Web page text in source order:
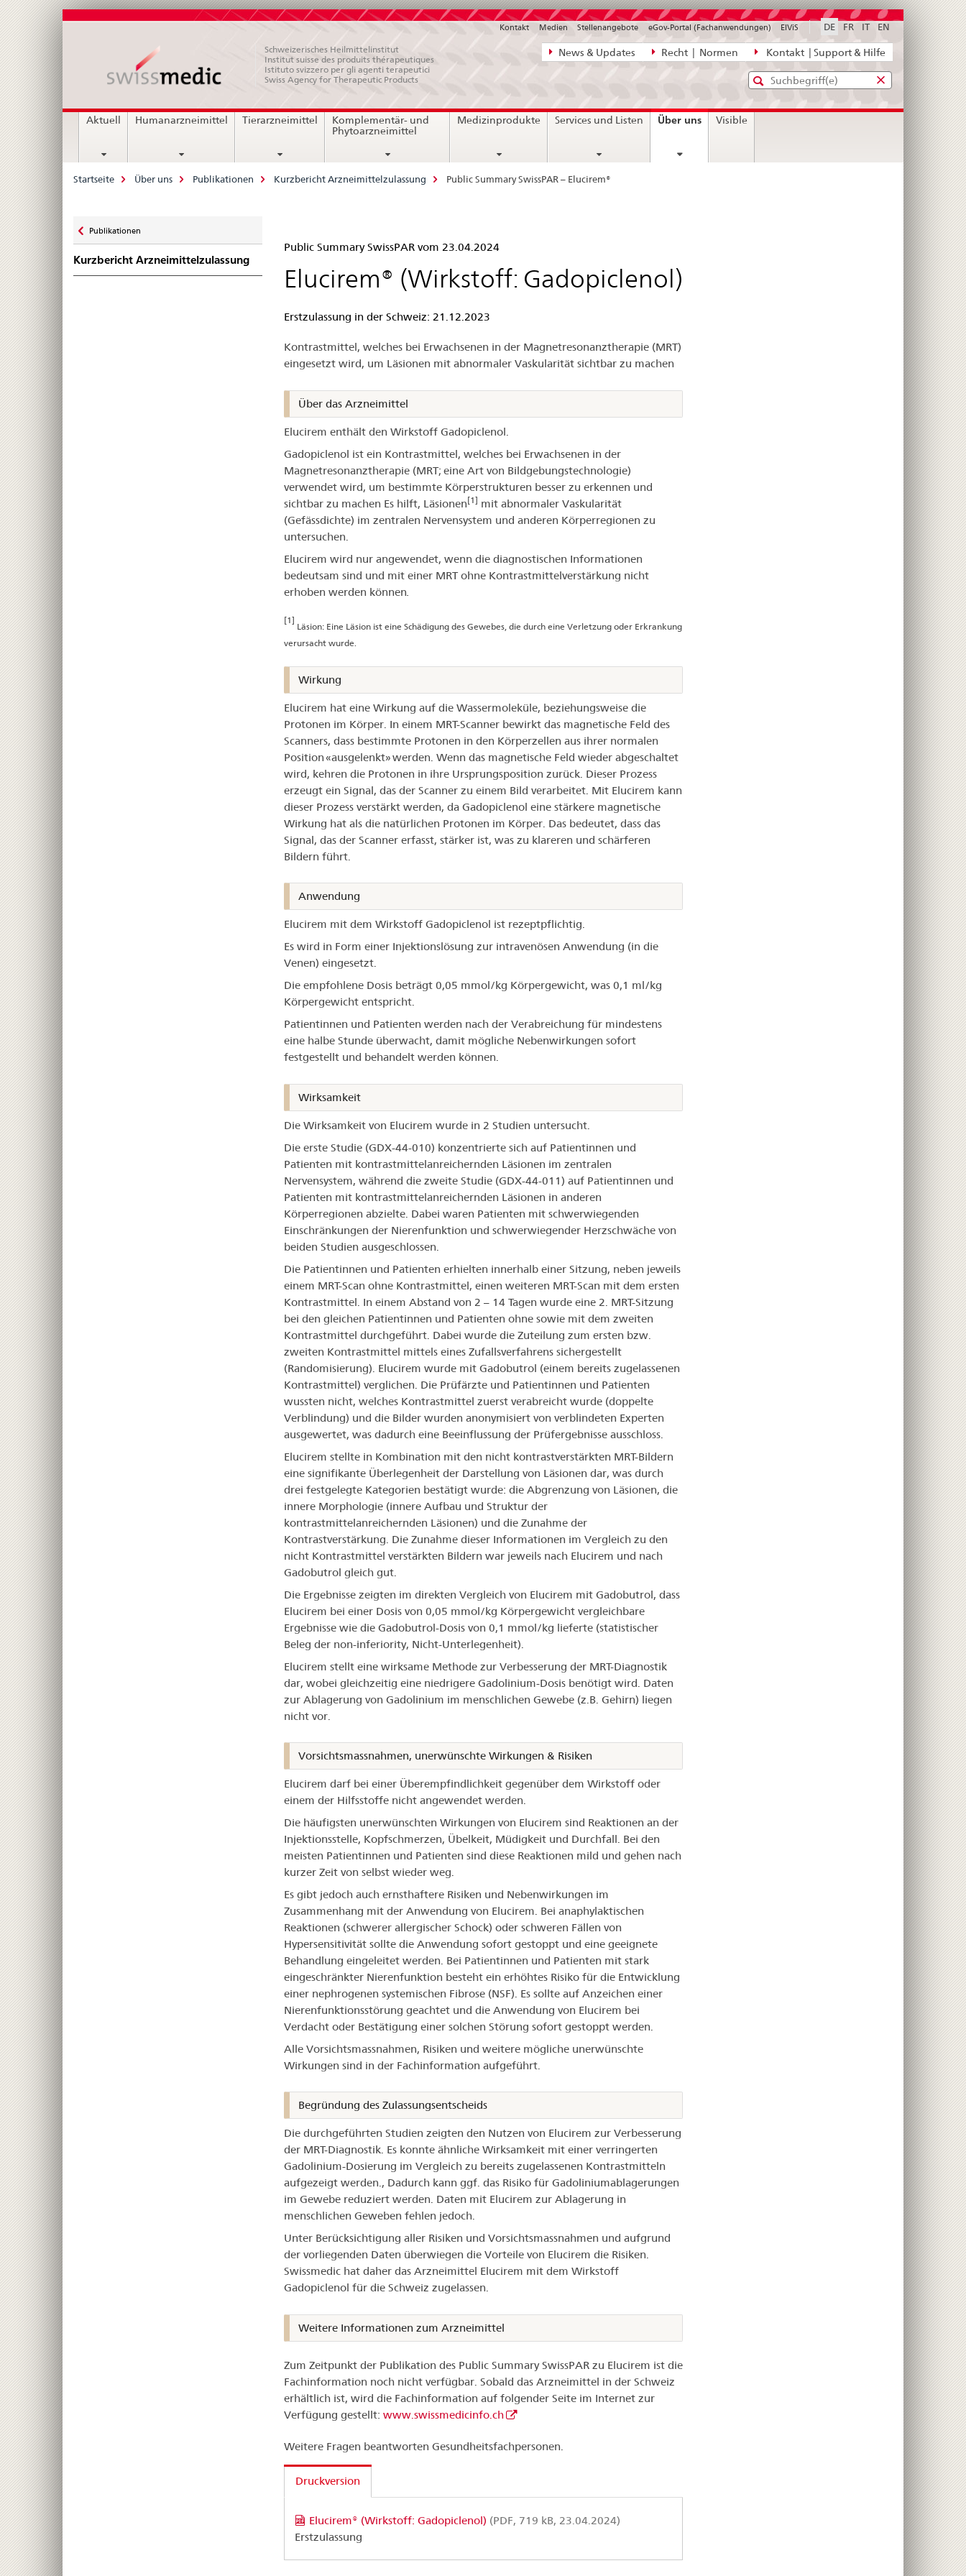
Direktnavigation
News,
Kontakt
News & Updates Recht | Normen Kontakt | Support & Hilfe
DE FR IT EN
Kontakt Medien Stellenangebote eGov-Portal (Fachanwendungen) ElViS
Schweizerisches Heilmittelinstitut
Institut suisse des produits thérapeutiques
Istituto svizzero per gli agenti terapeutici
Swiss Agency for Therapeutic Products
Standard-
Suche
Eingabefenster
diefür
Hauptnavigation
Aktuell Humanarzneimittel Tierarzneimittel
Komplementär- und
Phytoarzneimittel
Medizinprodukte Services und Listen Über unscurrent
Visible
Breadcrumb
Startseite Über uns Publikationen Kurzbericht Arzneimittelzulassung Public Summary SwissPAR – Elucirem®
zu
Publikationen
Kurzbericht Arzneimittelzulassung
Public
Summary
Elucirem®
Public Summary SwissPAR vom 23.04.2024
Elucirem® (Wirkstoff: Gadopiclenol)
Erstzulassung in der Schweiz: 21.12.2023
Kontrastmittel, welches bei Erwachsenen in der Magnetresonanztherapie (MRT)
eingesetzt wird, um Läsionen mit abnormaler Vaskularität sichtbar zu machen
Über das Arzneimittel
Elucirem enthält den Wirkstoff Gadopiclenol.
Gadopiclenol ist ein Kontrastmittel, welches bei Erwachsenen in der
Magnetresonanztherapie (MRT; eine Art von Bildgebungstechnologie)
verwendet wird, um bestimmte Körperstrukturen besser zu erkennen und
sichtbar zu machen Es hilft, Läsionen[1] mit abnormaler Vaskularität
(Gefässdichte) im zentralen Nervensystem und anderen Körperregionen zu
untersuchen.
Elucirem wird nur angewendet, wenn die diagnostischen Informationen
bedeutsam sind und mit einer MRT ohne Kontrastmittelverstärkung nicht
erhoben werden können
[1]
Läsion: Eine Läsion ist eine Schädigung des Gewebes, die durch eine Verletzung oder Erkrankung
verursacht wurde.
Wirkung
Elucirem hat eine Wirkung auf die Wassermoleküle, beziehungsweise die
Protonen im Körper. In einem MRT-Scanner bewirkt das magnetische Feld des
Scanners, dass bestimmte Protonen in den Körperzellen aus ihrer normalen
Position «ausgelenkt» werden. Wenn das magnetische Feld wieder abgeschaltet
wird, kehren die Protonen in ihre Ursprungsposition zurück. Dieser Prozess
erzeugt ein Signal, das der Scanner zu einem Bild verarbeitet. Mit Elucirem kann
dieser Prozess verstärkt werden, da Gadopiclenol eine stärkere magnetische
Wirkung hat als die natürlichen Protonen im Körper. Das bedeutet, dass das
Signal, das der Scanner erfasst, stärker ist, was zu klareren und schärferen
Bildern führt.
Anwendung
Elucirem mit dem Wirkstoff Gadopiclenol ist rezeptpflichtig.
Es wird in Form einer Injektionslösung zur intravenösen Anwendung (in die
Venen) eingesetzt.
Die empfohlene Dosis beträgt 0,05 mmol/kg Körpergewicht, was 0,1 ml/kg
Körpergewicht entspricht.
Patientinnen und Patienten werden nach der Verabreichung für mindestens
eine halbe Stunde überwacht, damit mögliche Nebenwirkungen sofort
festgestellt und behandelt werden können.
Wirksamkeit
Die Wirksamkeit von Elucirem wurde in 2 Studien untersucht.
Die erste Studie (GDX-44-010) konzentrierte sich auf Patientinnen und
Patienten mit kontrastmittelanreichernden Läsionen im zentralen
Nervensystem, während die zweite Studie (GDX-44-011) auf Patientinnen und
Patienten mit kontrastmittelanreichernden Läsionen in anderen
Körperregionen abzielte. Dabei waren Patienten mit schwerwiegenden
Einschränkungen der Nierenfunktion und schwerwiegender Herzschwäche von
beiden Studien ausgeschlossen.
Die Patientinnen und Patienten erhielten innerhalb einer Sitzung, neben jeweils
einem MRT-Scan ohne Kontrastmittel, einen weiteren MRT-Scan mit dem ersten
Kontrastmittel. In einem Abstand von 2 – 14 Tagen wurde eine 2. MRT-Sitzung
bei den gleichen Patientinnen und Patienten ohne sowie mit dem zweiten
Kontrastmittel durchgeführt. Dabei wurde die Zuteilung zum ersten bzw.
zweiten Kontrastmittel mittels eines Zufallsverfahrens sichergestellt
(Randomisierung). Elucirem wurde mit Gadobutrol (einem bereits zugelassenen
Kontrastmittel) verglichen. Die Prüfärzte und Patientinnen und Patienten
wussten nicht, welches Kontrastmittel zuerst verabreicht wurde (doppelte
Verblindung) und die Bilder wurden anonymisiert von verblindeten Experten
ausgewertet, was dadurch eine Beeinflussung der Prüfergebnisse ausschloss.
Elucirem stellte in Kombination mit den nicht kontrastverstärkten MRT-Bildern
eine signifikante Überlegenheit der Darstellung von Läsionen dar, was durch
drei festgelegte Kategorien bestätigt wurde: die Abgrenzung von Läsionen, die
innere Morphologie (innere Aufbau und Struktur der
kontrastmittelanreichernden Läsionen) und die Zunahme der
Kontrastverstärkung. Die Zunahme dieser Informationen im Vergleich zu den
nicht Kontrastmittel verstärkten Bildern war jeweils nach Elucirem und nach
Gadobutrol gleich gut.
Die Ergebnisse zeigten im direkten Vergleich von Elucirem mit Gadobutrol, dass
Elucirem bei einer Dosis von 0,05 mmol/kg Körpergewicht vergleichbare
Ergebnisse wie die Gadobutrol-Dosis von 0,1 mmol/kg lieferte (statistischer
Beleg der non-inferiority, Nicht-Unterlegenheit).
Elucirem stellt eine wirksame Methode zur Verbesserung der MRT-Diagnostik
dar, wobei gleichzeitig eine niedrigere Gadolinium-Dosis benötigt wird. Daten
zur Ablagerung von Gadolinium im menschlichen Gewebe (z.B. Gehirn) liegen
nicht vor.
Vorsichtsmassnahmen, unerwünschte Wirkungen & Risiken
Elucirem darf bei einer Überempfindlichkeit gegenüber dem Wirkstoff oder
einem der Hilfsstoffe nicht angewendet werden.
Die häufigsten unerwünschten Wirkungen von Elucirem sind Reaktionen an der
Injektionsstelle, Kopfschmerzen, Übelkeit, Müdigkeit und Durchfall. Bei den
meisten Patientinnen und Patienten sind diese Reaktionen mild und gehen nach
kurzer Zeit von selbst wieder weg.
Es gibt jedoch auch ernsthaftere Risiken und Nebenwirkungen im
Zusammenhang mit der Anwendung von Elucirem. Bei anaphylaktischen
Reaktionen (schwerer allergischer Schock) oder schweren Fällen von
Hypersensitivität sollte die Anwendung sofort gestoppt und eine geeignete
Behandlung eingeleitet werden. Bei Patientinnen und Patienten mit stark
eingeschränkter Nierenfunktion besteht ein erhöhtes Risiko für die Entwicklung
einer nephrogenen systemischen Fibrose (NSF). Es sollte auf Anzeichen einer
Nierenfunktionsstörung geachtet und die Anwendung von Elucirem bei
Verdacht oder Bestätigung einer solchen Störung sofort gestoppt werden.
Alle Vorsichtsmassnahmen, Risiken und weitere mögliche unerwünschte
Wirkungen sind in der Fachinformation aufgeführt.
Begründung des Zulassungsentscheids
Die durchgeführten Studien zeigten den Nutzen von Elucirem zur Verbesserung
der MRT-Diagnostik. Es konnte ähnliche Wirksamkeit mit einer verringerten
Gadolinium-Dosierung im Vergleich zu bereits zugelassenen Kontrastmitteln
aufgezeigt werden., Dadurch kann ggf. das Risiko für Gadoliniumablagerungen
im Gewebe reduziert werden. Daten mit Elucirem zur Ablagerung in
menschlichen Geweben fehlen jedoch.
Unter Berücksichtigung aller Risiken und Vorsichtsmassnahmen und aufgrund
der vorliegenden Daten überwiegen die Vorteile von Elucirem die Risiken.
Swissmedic hat daher das Arzneimittel Elucirem mit dem Wirkstoff
Gadopiclenol für die Schweiz zugelassen.
Weitere Informationen zum Arzneimittel
Zum Zeitpunkt der Publikation des Public Summary SwissPAR zu Elucirem ist die
Fachinformation noch nicht verfügbar. Sobald das Arzneimittel in der Schweiz
erhältlich ist, wird die Fachinformation auf folgender Seite im Internet zur
Verfügung gestellt: www.swissmedicinfo.ch
Weitere Fragen beantworten Gesundheitsfachpersonen.
Druckversion
Elucirem® (Wirkstoff: Gadopiclenol) (PDF, 719 kB, 23.04.2024)
Erstzulassung